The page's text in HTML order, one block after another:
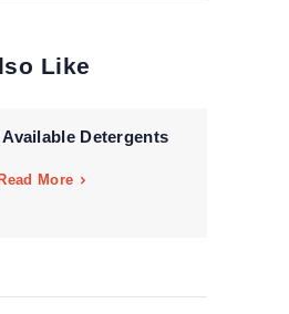
Like
Detergents
Read More